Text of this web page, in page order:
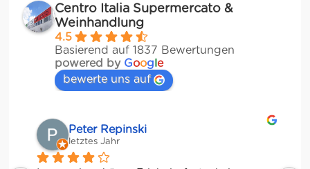
Centro Italia Supermercato &
Weinhandlung
4.5
Basierend auf 1837 Bewertungen
powered by Google
bewerte uns auf
Matze
letztes Jahr